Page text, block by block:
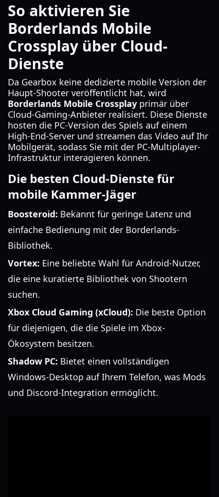
So aktivieren Sie
Borderlands Mobile
Crossplay über Cloud-
Dienste
Da Gearbox keine dedizierte mobile Version der
Haupt-Shooter veröffentlicht hat, wird
Borderlands Mobile Crossplay primär über
Cloud-Gaming-Anbieter realisiert. Diese Dienste
hosten die PC-Version des Spiels auf einem
High-End-Server und streamen das Video auf Ihr
Mobilgerät, sodass Sie mit der PC-Multiplayer-
Infrastruktur interagieren können.
Die besten Cloud-Dienste für
mobile Kammer-Jäger
Boosteroid: Bekannt für geringe Latenz und
einfache Bedienung mit der Borderlands-
Bibliothek.
Vortex: Eine beliebte Wahl für Android-Nutzer,
die eine kuratierte Bibliothek von Shootern
suchen.
Xbox Cloud Gaming (xCloud): Die beste Option
für diejenigen, die die Spiele im Xbox-
Ökosystem besitzen.
Shadow PC: Bietet einen vollständigen
Windows-Desktop auf Ihrem Telefon, was Mods
und Discord-Integration ermöglicht.